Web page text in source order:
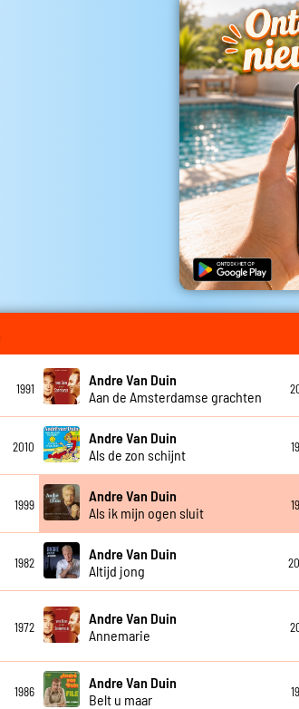
1991
Andre Van Duin
Aan de Amsterdamse grachten
2010
Andre Van Duin
Als de zon schijnt
1999
Andre Van Duin
Als ik mijn ogen sluit
1982
Andre Van Duin
Altijd jong
1972
Andre Van Duin
Annemarie
1986
Andre Van Duin
Belt u maar